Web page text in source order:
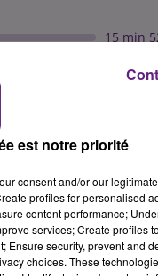
15 min
est notre priorité
consent and/or our
profiles for personalised
content performance;
services; Create profiles
security, prevent and
choices. These